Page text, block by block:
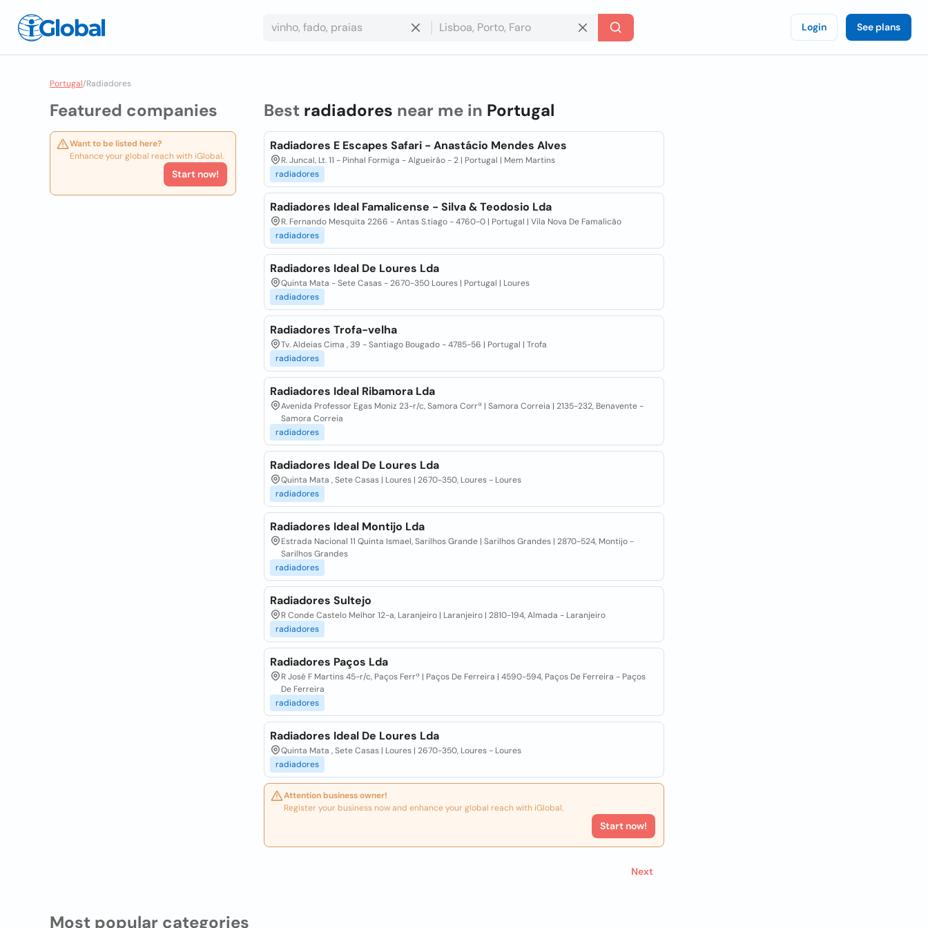
Login See plans
Portugal/Radiadores
Featured companies
Want to be listed here?
Enhance your global reach with iGlobal.
Start now!
Best radiadores near me in Portugal
Radiadores E Escapes Safari - Anastácio Mendes Alves
R. Juncal, Lt. 11 - Pinhal Formiga - Algueirão - 2 | Portugal | Mem Martins
radiadores
Radiadores Ideal Famalicense - Silva & Teodosio Lda
R. Fernando Mesquita 2266 - Antas S.tiago - 4760-0 | Portugal | Vila Nova De Famalicão
radiadores
Radiadores Ideal De Loures Lda
Quinta Mata - Sete Casas - 2670-350 Loures | Portugal | Loures
radiadores
Radiadores Trofa-velha
Tv. Aldeias Cima , 39 - Santiago Bougado - 4785-56 | Portugal | Trofa
radiadores
Radiadores Ideal Ribamora Lda
Avenida Professor Egas Moniz 23-r/c, Samora Corrª | Samora Correia | 2135-232, Benavente -
Samora Correia
radiadores
Radiadores Ideal De Loures Lda
Quinta Mata , Sete Casas | Loures | 2670-350, Loures - Loures
radiadores
Radiadores Ideal Montijo Lda
Estrada Nacional 11 Quinta Ismael, Sarilhos Grande | Sarilhos Grandes | 2870-524, Montijo -
Sarilhos Grandes
radiadores
Radiadores Sultejo
R Conde Castelo Melhor 12-a, Laranjeiro | Laranjeiro | 2810-194, Almada - Laranjeiro
radiadores
Radiadores Paços Lda
R José F Martins 45-r/c, Paços Ferrª | Paços De Ferreira | 4590-594, Paços De Ferreira - Paços
De Ferreira
radiadores
Radiadores Ideal De Loures Lda
Quinta Mata , Sete Casas | Loures | 2670-350, Loures - Loures
radiadores
Attention business owner!
Register your business now and enhance your global reach with iGlobal.
Start now!
Next
Most popular categories